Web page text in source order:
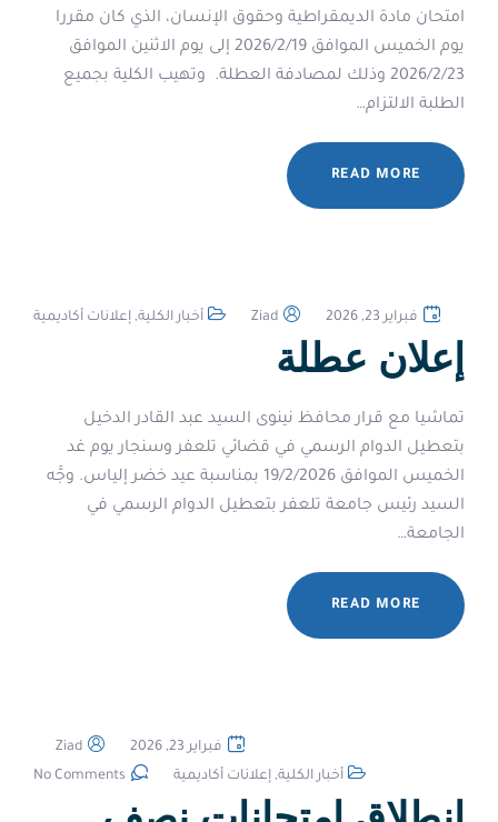
امتحان مادة الديمقراطية وحقوق الإنسان، الذي كان مقررا
يوم الخميس الموافق 2026/2/19 إلى يوم الاثنين الموافق
2026/2/23 وذلك لمصادفة العطلة. ‏ ‏وتهيب الكلية بجميع
الطلبة الالتزام…
READ MORE
فبراير 23, 2026 Ziad أخبار الكلية, إعلانات أكاديمية
إعلان عطلة
تماشيا مع قرار محافظ نينوى السيد عبد القادر الدخيل
بتعطيل الدوام الرسمي في قضائي تلعفر وسنجار يوم غد
الخميس الموافق 19/2/2026 بمناسبة عيد خضر إلياس. وجَّه
السيد رئيس جامعة تلعفر بتعطيل الدوام الرسمي في
الجامعة…
READ MORE
فبراير 23, 2026
Ziad
أخبار الكلية, إعلانات أكاديمية No Comments